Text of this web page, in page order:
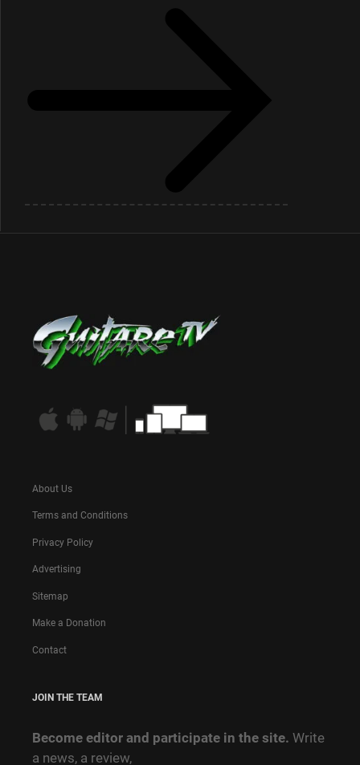
About Us
Terms and Conditions
Privacy Policy
Advertising
Sitemap
Make a Donation
Contact
JOIN THE TEAM
Become editor and participate in the site. Write
a news, a review,